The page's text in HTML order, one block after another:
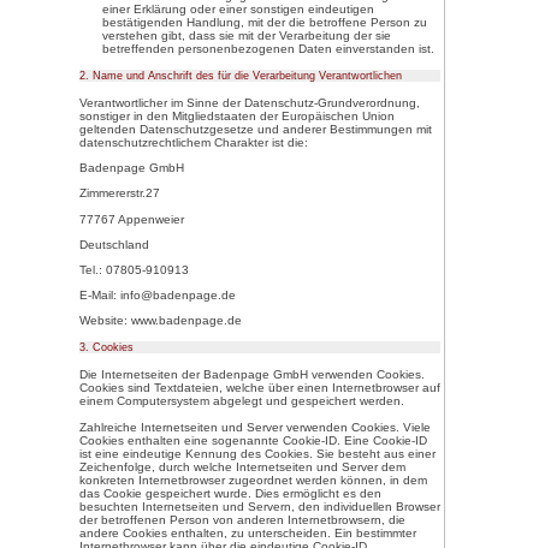
c) Verarbeitung
Verarbeitung ist jeder mit
Verfahren ausgeführte
Vorgangsreihe im
andere Form der
Verknüpfung, die
d) Einschränkung der
Einschränkung der
gespeicherter
künftige Verarbeitung